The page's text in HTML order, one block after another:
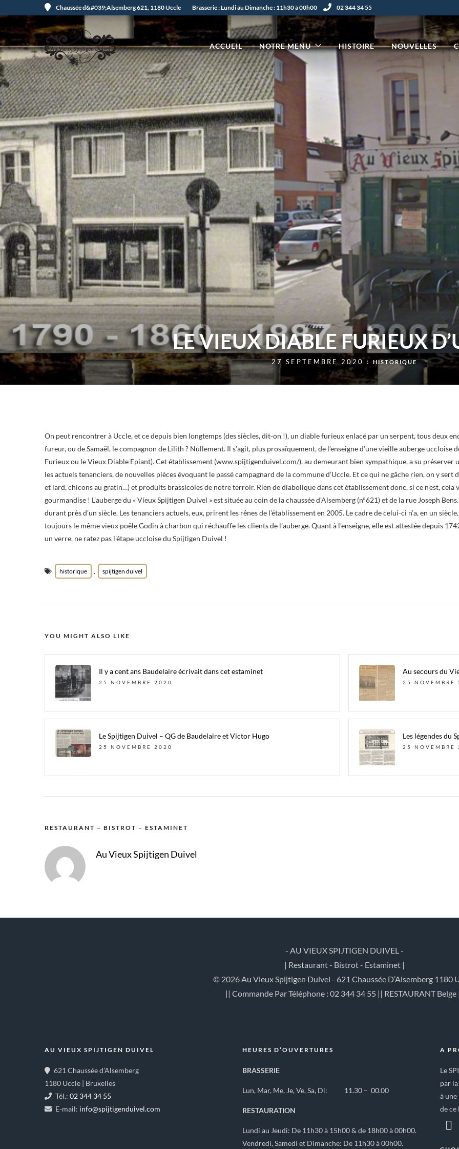
Chaussée d&#039;Alsemberg 621, 1180 Uccle Brasserie : Lundi au Dimanche : 11h30 à 00h00 02 344 34 55
ACCUEIL NOTRE MENU HISTOIRE NOUVELLES
LE VIEUX DIABLE FURIEUX
27 SEPTEMBRE 2020 : HISTORIQUE
On peut rencontrer à Uccle, et ce depuis bien longtemps (des siècles, dit-on !), un diable furieux enlacé par un serpent, tous deux
fureur, ou de Samaël, le compagnon de Lilith ? Nullement. Il s’agit, plus prosaïquement, de l’enseigne d’une vieille auberge
Furieux ou le Vieux Diable Epiant). Cet établissement (www.spijtigenduivel.com/), au demeurant bien sympathique, a su préserver
les actuels tenanciers, de nouvelles pièces évoquant le passé campagnard de la commune d’Uccle. Et ce qui ne gâche rien, on y sert
et lard, chicons au gratin…) et produits brassicoles de notre terroir. Rien de diabolique dans cet établissement donc, si ce n’est, cela
gourmandise ! L’auberge du « Vieux Spijtigen Duivel » est située au coin de la chaussée d’Alsemberg (n°621) et de la rue Joseph
durant près d’un siècle. Les tenanciers actuels, eux, prirent les rênes de l’établissement en 2005. Le cadre de celui-ci n’a, en un
toujours le même vieux poêle Godin à charbon qui réchauffe les clients de l’auberge. Quant à l’enseigne, elle est attestée depuis
un verre, ne ratez pas l’étape uccloise du Spijtigen Duivel !
historique spijtigen duivel
YOU MIGHT ALSO LIKE
Il y a cent ans Baudelaire écrivait dans cet estaminet
25 NOVEMBRE 2020
Au secours du
25 NOVEMBRE
Le Spijtigen Duivel – QG de Baudelaire et Victor Hugo
25 NOVEMBRE 2020
Les légendes du
25 NOVEMBRE
RESTAURANT – BISTROT – ESTAMINET
Au Vieux Spijtigen Duivel
- AU VIEUX SPIJTIGEN DUIVEL -
| Restaurant - Bistrot - Estaminet |
© 2026 Au Vieux Spijtigen Duivel - 621 Chaussée D’Alsemberg 1180
|| Commande Par Téléphone : 02 344 34 55 || RESTAURANT Belge
AU VIEUX SPIJTIGEN DUIVEL
621 Chaussée d’Alsemberg
1180 Uccle | Bruxelles
Tél.: 02 344 34 55
E-mail: info@spijtigenduivel.com
HEURES D’OUVERTURES
BRASSERIE
Lun, Mar, Me, Je, Ve, Sa, Di: 11.30 – 00.00
RESTAURATION
Lundi au Jeudi: De 11h30 à 15h00 & de 18h00 à 00h00.
Vendredi, Samedi et Dimanche: De 11h30 à 00h00.
A
Le
par
à
de ce